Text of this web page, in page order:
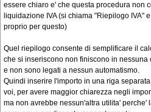
essere chiaro e' che questa procedura non
liquidazione IVA (si chiama "Riepilogo IVA"
proprio per questo)
Quel riepilogo consente di semplificare il
che si inseriscono non finiscono in
e non sono legati a nessun automatismo.
Quindi inserire l'importo in una riga
voi, per avere maggior chiarezza negli
ma non avrebbe nessun'altra utilita' perche'